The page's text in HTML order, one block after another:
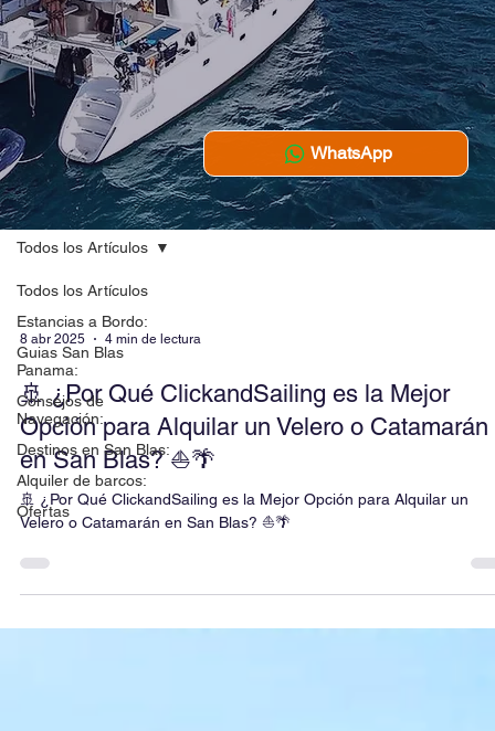
WhatsApp
Todos los Artículos
Estancias a Bordo:
Guias San Blas
Panama:
Consejos de
Navegación:
Destinos en San Blas:
Alquiler de barcos:
Ofertas
Todos los Artículos
8 abr 2025 4 min de lectura
🚢 ¿Por Qué ClickandSailing es la Mejor
Opción para Alquilar un Velero o Catamarán
en San Blas? ⛵🌴
🚢 ¿Por Qué ClickandSailing es la Mejor Opción para Alquilar un
Velero o Catamarán en San Blas? ⛵🌴